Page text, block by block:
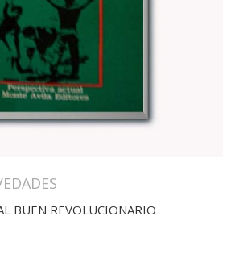
BUEN REVOLUCIONARIO